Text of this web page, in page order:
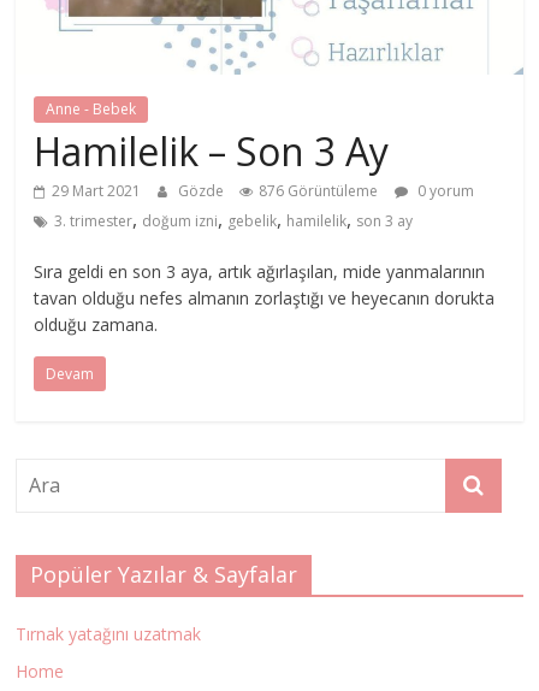
Anne - Bebek
Hamilelik – Son 3 Ay
29 Mart 2021 Gözde 876 Görüntüleme
0 yorum
3. trimester, doğum izni, gebelik, hamilelik, son 3 ay
Sıra geldi en son 3 aya, artık ağırlaşılan, mide yanmalarının
tavan olduğu nefes almanın zorlaştığı ve heyecanın dorukta
olduğu zamana.
Devam
Popüler Yazılar & Sayfalar
Tırnak yatağını uzatmak
Home